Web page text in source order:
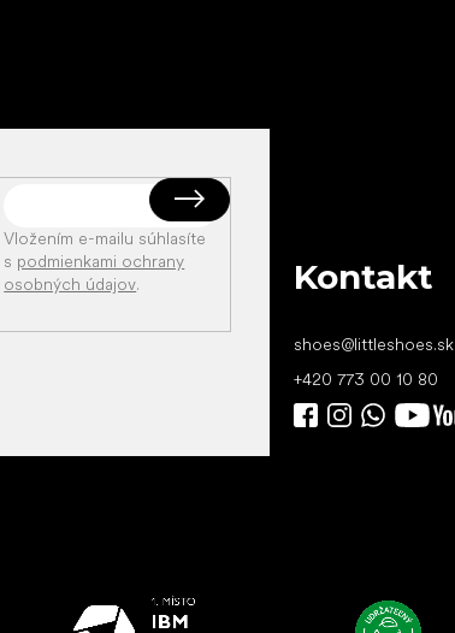
Vložením e-mailu súhlasíte
s podmienkami ochrany
osobných údajov. Kontakt
shoes@littleshoes.sk
+420 773 00 10 80